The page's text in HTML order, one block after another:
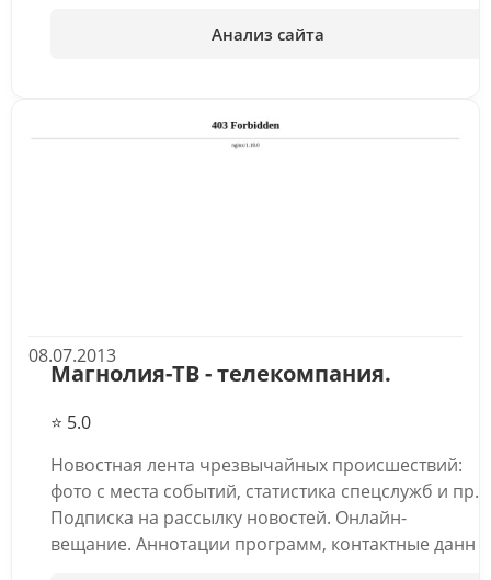
Анализ сайта
08.07.2013
Магнолия-ТВ - телекомпания.
⭐ 5.0
Новостная лента чрезвычайных происшествий:
фото с места событий, статистика спецслужб и пр.
Подписка на рассылку новостей. Онлайн-
вещание. Аннотации программ, контактные данн